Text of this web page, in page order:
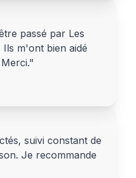
passé par Les
Ils m'ont bien aidé
suivi constant de
Je recommande